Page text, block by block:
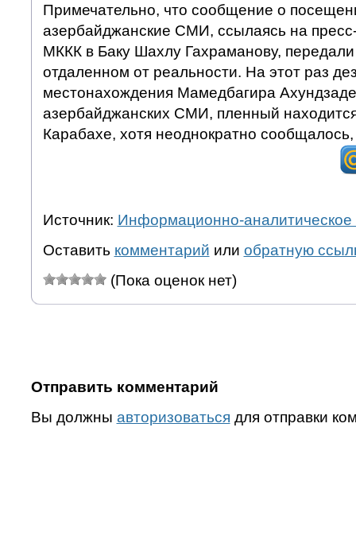
Примечательно, что сообщение о
азербайджанские СМИ, ссылаясь на
МККК в Баку Шахлу Гахраманову,
отдаленном от реальности. На этот раз
местонахождения Мамедбагира
азербайджанских СМИ, пленный
Карабахе, хотя неоднократно
Источник: Информационно-аналитическое
Оставить комментарий или обратную
(Пока оценок нет)
Отправить комментарий
Вы должны авторизоваться для отправки